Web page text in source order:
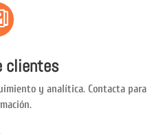
clientes
y analítica. Contacta para